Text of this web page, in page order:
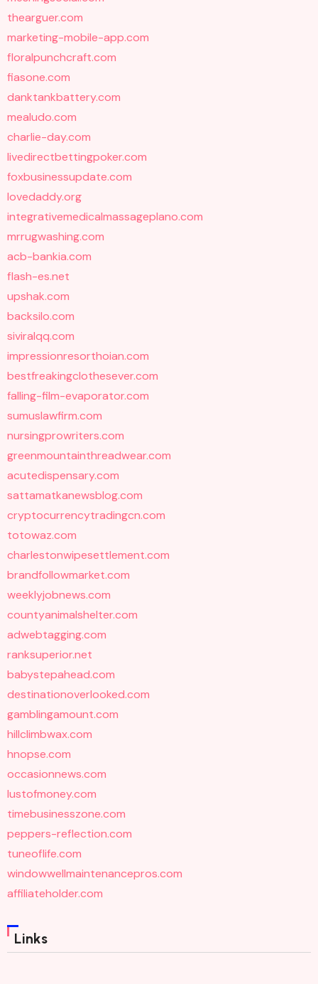
thearguer.com
marketing-mobile-app.com
floralpunchcraft.com
fiasone.com
danktankbattery.com
mealudo.com
charlie-day.com
livedirectbettingpoker.com
foxbusinessupdate.com
lovedaddy.org
integrativemedicalmassageplano.com
mrrugwashing.com
acb-bankia.com
flash-es.net
upshak.com
backsilo.com
siviralqq.com
impressionresorthoian.com
bestfreakingclothesever.com
falling-film-evaporator.com
sumuslawfirm.com
nursingprowriters.com
greenmountainthreadwear.com
acutedispensary.com
sattamatkanewsblog.com
cryptocurrencytradingcn.com
totowaz.com
charlestonwipesettlement.com
brandfollowmarket.com
weeklyjobnews.com
countyanimalshelter.com
adwebtagging.com
ranksuperior.net
babystepahead.com
destinationoverlooked.com
gamblingamount.com
hillclimbwax.com
hnopse.com
occasionnews.com
lustofmoney.com
timebusinesszone.com
peppers-reflection.com
tuneoflife.com
windowwellmaintenancepros.com
affiliateholder.com
Links